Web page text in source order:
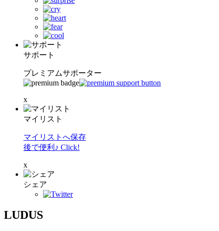
サポート
プレミアムサポーター
x
マイリスト
マイリストへ保存
後で便利♪ Click!
x
シェア
LUDUS